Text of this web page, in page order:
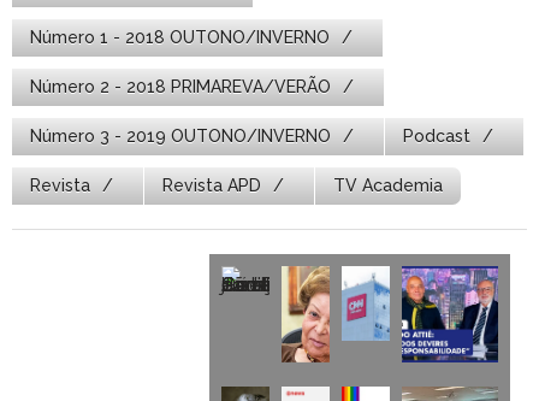
Número 1 - 2018 OUTONO/INVERNO
Número 2 - 2018 PRIMAREVA/VERÃO
Número 3 - 2019 OUTONO/INVERNO Podcast
Revista Revista APD TV Academia